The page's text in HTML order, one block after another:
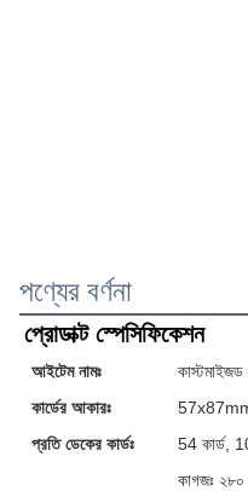
পণ্যের বর্ণনা
প্রোডাক্ট স্পেসিফিকেশন
আইটেম নামঃ
কাস্টমাইজড
কার্ডের আকারঃ
প্রতি ডেকের কার্ডঃ
54 কার্ড,
কাগজঃ ২৮০